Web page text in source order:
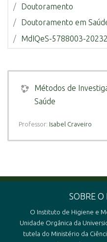
Doutoramento
Doutoramento em
MdIQeS-5788003-
Métodos de
Saúde
Professor: Isabel Craveiro
SOBRE
O Instituto de Higiene e
Unidade Orgânica da
tutela do Ministério da